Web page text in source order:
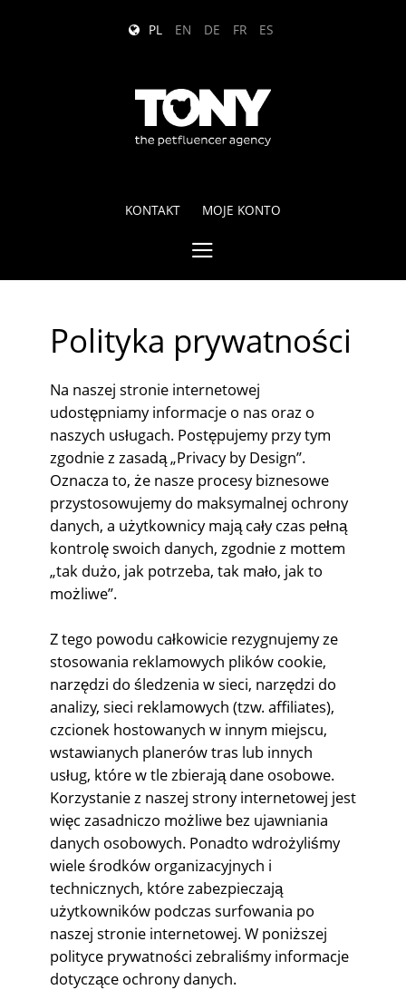
PL EN DE FR ES
KONTAKT MOJE KONTO
Polityka prywatności
Na naszej stronie internetowej
udostępniamy informacje o nas oraz o
naszych usługach. Postępujemy przy tym
zgodnie z zasadą „Privacy by Design”.
Oznacza to, że nasze procesy biznesowe
przystosowujemy do maksymalnej ochrony
danych, a użytkownicy mają cały czas pełną
kontrolę swoich danych, zgodnie z mottem
„tak dużo, jak potrzeba, tak mało, jak to
możliwe”.
Z tego powodu całkowicie rezygnujemy ze
stosowania reklamowych plików cookie,
narzędzi do śledzenia w sieci, narzędzi do
analizy, sieci reklamowych (tzw. affiliates),
czcionek hostowanych w innym miejscu,
wstawianych planerów tras lub innych
usług, które w tle zbierają dane osobowe.
Korzystanie z naszej strony internetowej jest
więc zasadniczo możliwe bez ujawniania
danych osobowych. Ponadto wdrożyliśmy
wiele środków organizacyjnych i
technicznych, które zabezpieczają
użytkowników podczas surfowania po
naszej stronie internetowej. W poniższej
polityce prywatności zebraliśmy informacje
dotyczące ochrony danych.